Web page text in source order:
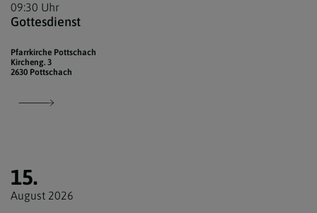
09:30 Uhr
Gottesdienst
Pfarrkirche Pottschach
Kircheng. 3
2630 Pottschach
15.
August 2026